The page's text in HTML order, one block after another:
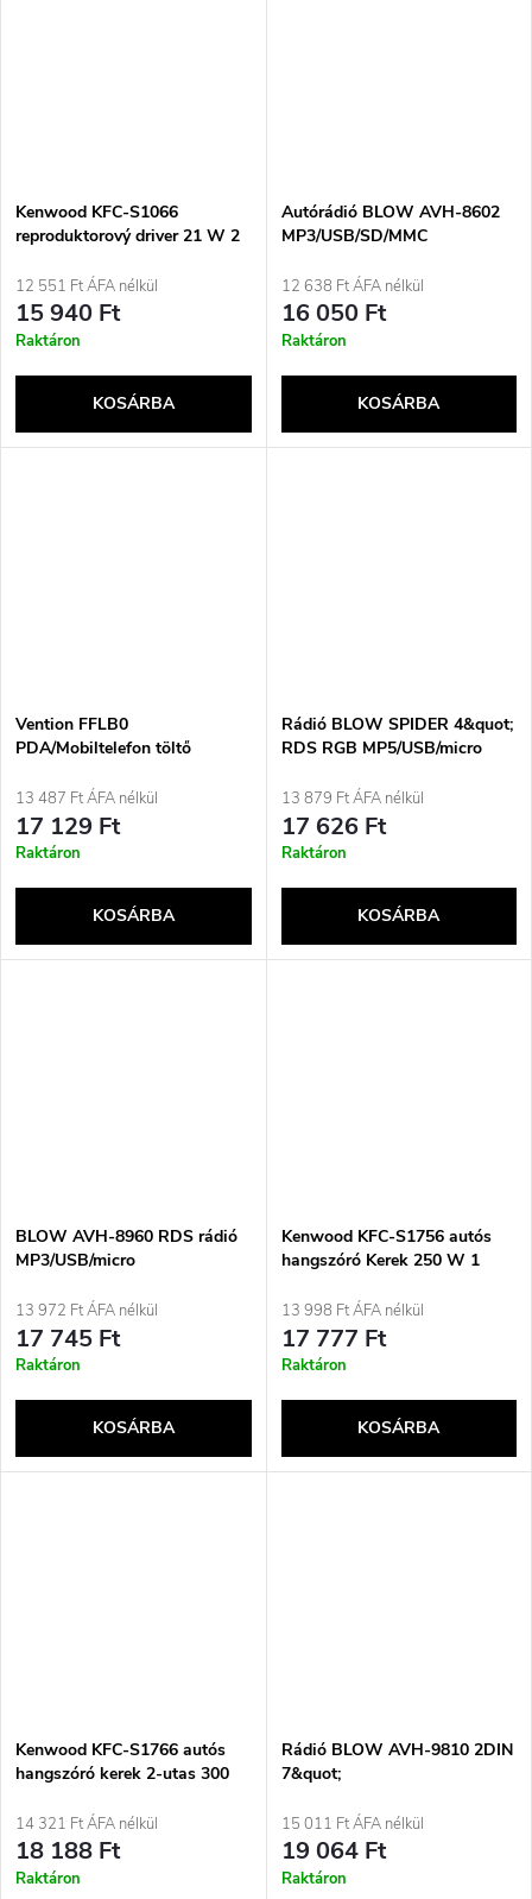
Kenwood KFC-S1066
reproduktorový driver 21 W 2
reproduktor
12 551 Ft ÁFA nélkül
15 940 Ft
Raktáron
KOSÁRBA
Autórádió BLOW AVH-8602
MP3/USB/SD/MMC
12 638 Ft ÁFA nélkül
16 050 Ft
Raktáron
KOSÁRBA
Vention FFLB0
PDA/Mobiltelefon töltő
gyors töltő autóba
13 487 Ft ÁFA nélkül
17 129 Ft
Raktáron
KOSÁRBA
Rádió BLOW SPIDER 4&quot;
RDS RGB MP5/USB/micro
13 879 Ft ÁFA nélkül
17 626 Ft
Raktáron
KOSÁRBA
BLOW AVH-8960 RDS rádió
MP3/USB/micro
13 972 Ft ÁFA nélkül
17 745 Ft
Raktáron
KOSÁRBA
Kenwood KFC-S1756 autós
hangszóró Kerek 250 W 1
13 998 Ft ÁFA nélkül
17 777 Ft
Raktáron
KOSÁRBA
Kenwood KFC-S1766 autós
hangszóró kerek 2-utas 300
14 321 Ft ÁFA nélkül
18 188 Ft
Raktáron
Rádió BLOW AVH-9810 2DIN
7&quot;
15 011 Ft ÁFA nélkül
19 064 Ft
Raktáron